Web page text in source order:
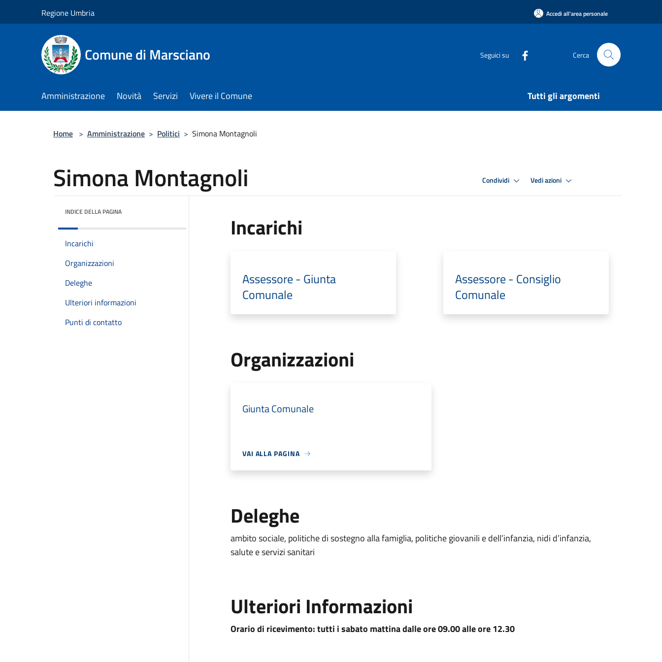
Regione Umbria Accedi all'area personale
Comune di Marsciano Seguici su Cerca
Amministrazione Novità Servizi Vivere il Comune Tutti gli argomenti
Home > Amministrazione > Politici > Simona Montagnoli
Simona Montagnoli Condividi Vedi azioni
INDICE DELLA PAGINA
Incarichi
Organizzazioni
Deleghe
Ulteriori informazioni
Punti di contatto
Incarichi
Assessore - Giunta
Comunale
Assessore - Consiglio
Comunale
Organizzazioni
Giunta Comunale
VAI ALLA PAGINA
Deleghe
ambito sociale, politiche di sostegno alla famiglia, politiche giovanili e dell’infanzia, nidi d’infanzia,
salute e servizi sanitari
Ulteriori Informazioni
Orario di ricevimento: tutti i sabato mattina dalle ore 09.00 alle ore 12.30